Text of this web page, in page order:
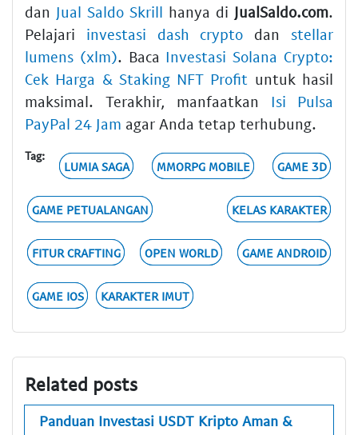
dan Jual Saldo Skrill hanya di JualSaldo.com.
Pelajari investasi dash crypto danstellar
lumens (xlm). Baca Investasi Solana Crypto:
Cek Harga & Staking NFT Profit untuk hasil
maksimal. Terakhir, manfaatkan Isi Pulsa
PayPal 24 Jam agar Anda tetap terhubung.
Tag:
LUMIA SAGA MMORPG MOBILE GAME 3D
GAME PETUALANGAN KELAS KARAKTER
FITUR CRAFTING OPEN WORLD GAME ANDROID
GAME IOS KARAKTER IMUT
Related posts
Panduan Investasi USDT Kripto Aman &